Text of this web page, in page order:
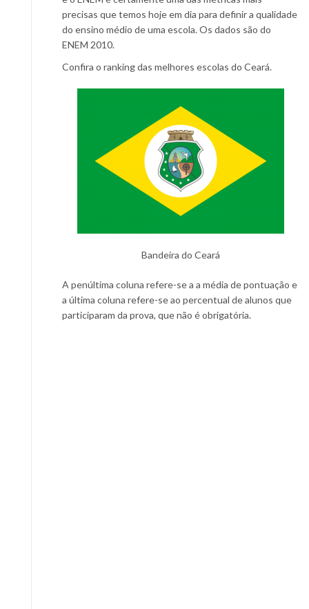
precisas que temos hoje em dia para definir a qualidade
do ensino médio de uma escola. Os dados são do
ENEM 2010.
Confira o ranking das melhores escolas do Ceará.
Bandeira do Ceará
A penúltima coluna refere-se a a média de pontuação e
a última coluna refere-se ao percentual de alunos que
participaram da prova, que não é obrigatória.